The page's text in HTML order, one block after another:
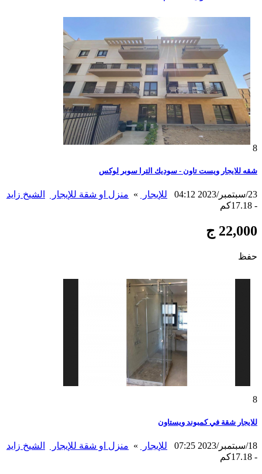
8
شقه للايجار ويست تاون - سوديك الترا سوبر لوكس
23/سبتمبر/2023 04:12 للإيجار » منزل او شقة للإيجار
الشيخ زايد
- 17.18كم
22,000 ج
حفظ
8
للايجار شقة في كمبوند ويستاون
18/سبتمبر/2023 07:25 للإيجار » منزل او شقة للإيجار
الشيخ زايد
- 17.18كم